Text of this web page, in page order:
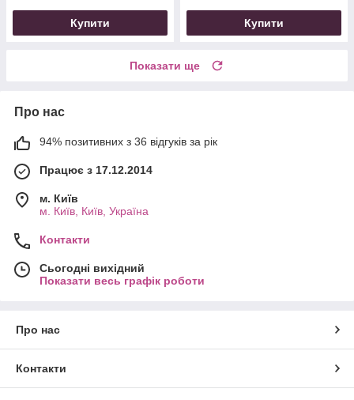
Купити Купити
Показати ще
Про нас
94% позитивних з 36 відгуків за рік
Працює з 17.12.2014
м. Київ
м. Київ, Київ, Україна
Контакти
Сьогодні вихідний
Показати весь графік роботи
Про нас
Контакти